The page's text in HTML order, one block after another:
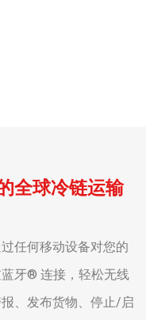
全球冷链运输
任何移动设备对您的
牙® 连接，轻松无线
、发布货物、停止/启